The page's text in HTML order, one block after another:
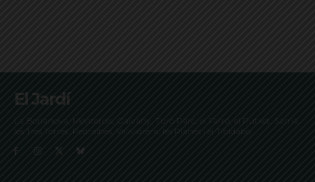
El Jardí
La Bonanova, Monterols, Galvany, Turó Parc, el Farró, el Putxet, Sarrià,
les Tres Torres, Pedralbes, Vallvidrera, les Planes i el Tibidabo